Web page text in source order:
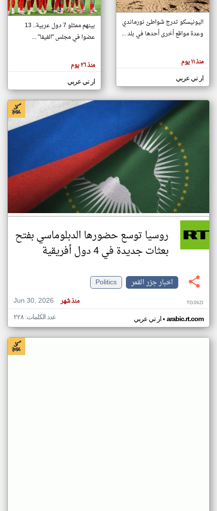
تغيير الدولة
اخبار جزر القمر على مدار الساعة
أهم اخبار جزر القمر العاجلة والمباشرة
هنا عن
وجهة
كاتبيها.
اليونيسكو تدرج شواطئ نورماندي
وعدة مواقع أخرى أحدها في بلد ...
منذ ١١ يوم
ار تي عربي
بينهم ممثلو 7 دول عربية.. 13
عضوا في مجلس "الفيفا" ...
منذ ٢٦ يوم
ار تي عربي
روسيا توسع حضورها الدبلوماسي بفتح
بعثات جديدة في 4 دول أفريقية
اخبار جزر القمر
Politics
Jun 30, 2026
منذ شهر TG39ZI
ار تي عربي• arabic.rt.com عدد الكلمات: ٢٢٨
klyoum.com